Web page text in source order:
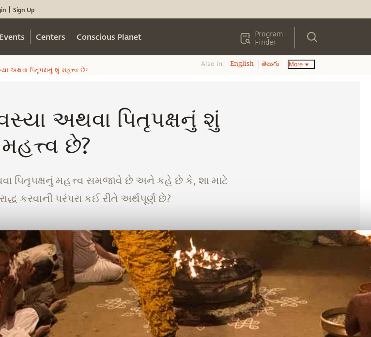
Sign Up
Events Centers Conscious Planet
Program
Finder
અથવા પિતૃપક્ષનું શું મહત્ત્વ છે?
Also in: English తెలుగు More
અથવા પિતૃપક્ષનું શું
મહત્ત્વ છે?
પિતૃપક્ષનું મહત્ત્વ સમજાવે છે અને કહે છે કે, શા માટે
કરવાની પરંપરા કઈ રીતે અર્થપૂર્ણ છે?